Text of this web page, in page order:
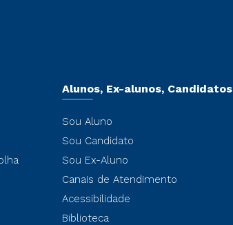
Alunos, Ex-alunos, Candidatos
Sou Aluno
Sou Candidato
Sou Ex-Aluno
Canais de Atendimento
Acessibilidade
Biblioteca